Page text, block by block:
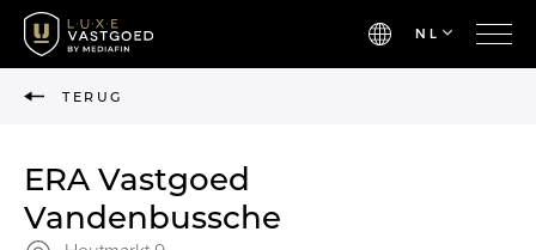
NL
TERUG
ERA Vastgoed
Vandenbussche